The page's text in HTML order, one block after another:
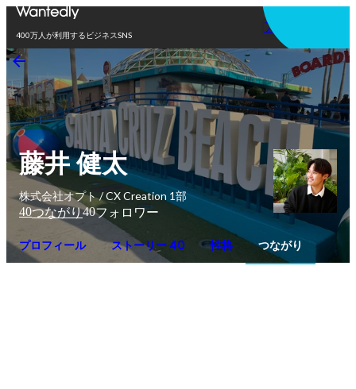
400万人が利用するビジネスSNS
アプリを使う
藤井 健太
株式会社オプト / CX Creation 1部
40つながり40フォロワー
プロフィール ストーリー 40 性格 つながり